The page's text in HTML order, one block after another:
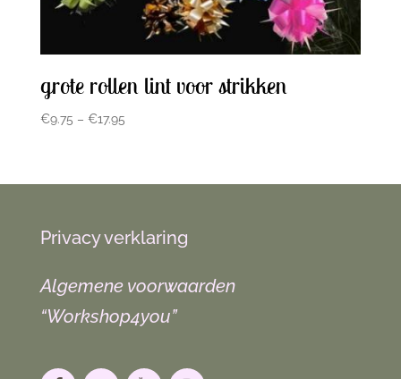
grote rollen lint voor strikken
€9.75 – €17.95
Privacy verklaring
Algemene voorwaarden
“Workshop4you”